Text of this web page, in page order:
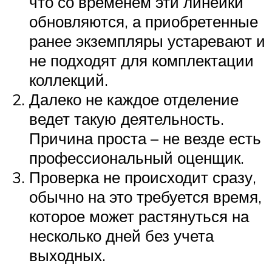
обновляются, а приобретенные
ранее экземпляры устаревают и
не подходят для комплектации
коллекций.
Далеко не каждое отделение
ведет такую деятельность.
Причина проста – не везде есть
профессиональный оценщик.
Проверка не происходит сразу,
обычно на это требуется время,
которое может растянуться на
несколько дней без учета
выходных.